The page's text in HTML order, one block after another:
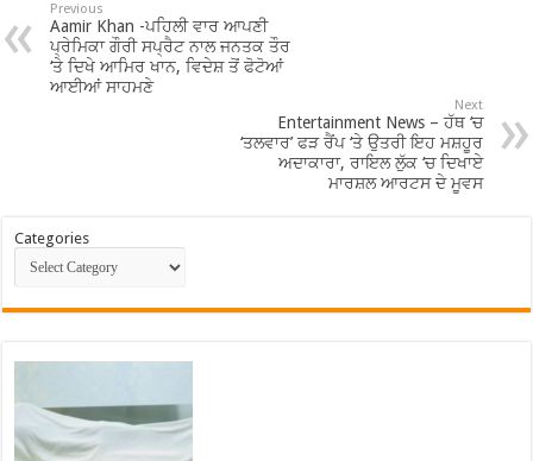
Previous
Aamir Khan -ਪਹਿਲੀ ਵਾਰ ਆਪਣੀ
ਪ੍ਰੇਮਿਕਾ ਗੌਰੀ ਸਪ੍ਰੈਟ ਨਾਲ ਜਨਤਕ ਤੌਰ
‘ਤੇ ਦਿਖੇ ਆਮਿਰ ਖਾਨ, ਵਿਦੇਸ਼ ਤੋਂ ਫੋਟੋਆਂ
ਆਈਆਂ ਸਾਹਮਣੇ
Next
Entertainment News – ਹੱਥ ‘ਚ
‘ਤਲਵਾਰ’ ਫੜ ਰੈਂਪ ‘ਤੇ ਉਤਰੀ ਇਹ ਮਸ਼ਹੂਰ
ਅਦਾਕਾਰਾ, ਰਾਇਲ ਲੁੱਕ ‘ਚ ਦਿਖਾਏ
ਮਾਰਸ਼ਲ ਆਰਟਸ ਦੇ ਮੂਵਸ
Categories